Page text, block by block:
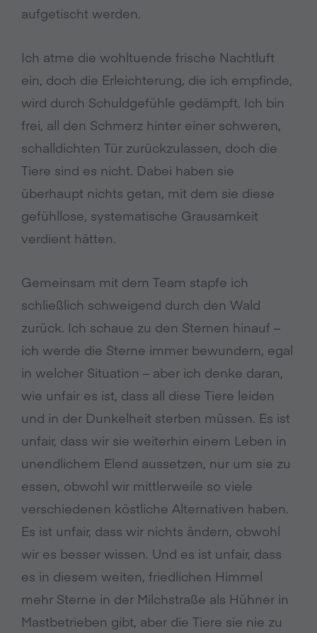
aufgetischt werden.
Ich atme die wohltuende frische Nachtluft
ein, doch die Erleichterung, die ich empfinde,
wird durch Schuldgefühle gedämpft. Ich bin
frei, all den Schmerz hinter einer schweren,
schalldichten Tür zurückzulassen, doch die
Tiere sind es nicht. Dabei haben sie
überhaupt nichts getan, mit dem sie diese
gefühllose, systematische Grausamkeit
verdient hätten.
Gemeinsam mit dem Team stapfe ich
schließlich schweigend durch den Wald
zurück. Ich schaue zu den Sternen hinauf –
ich werde die Sterne immer bewundern, egal
in welcher Situation – aber ich denke daran,
wie unfair es ist, dass all diese Tiere leiden
und in der Dunkelheit sterben müssen. Es ist
unfair, dass wir sie weiterhin einem Leben in
unendlichem Elend aussetzen, nur um sie zu
essen, obwohl wir mittlerweile so viele
verschiedenen köstliche Alternativen haben.
Es ist unfair, dass wir nichts ändern, obwohl
wir es besser wissen. Und es ist unfair, dass
es in diesem weiten, friedlichen Himmel
mehr Sterne in der Milchstraße als Hühner in
Mastbetrieben gibt, aber die Tiere sie nie zu